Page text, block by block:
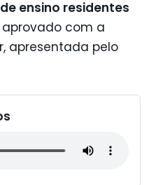
ensino residentes
aprovado com a
apresentada pelo